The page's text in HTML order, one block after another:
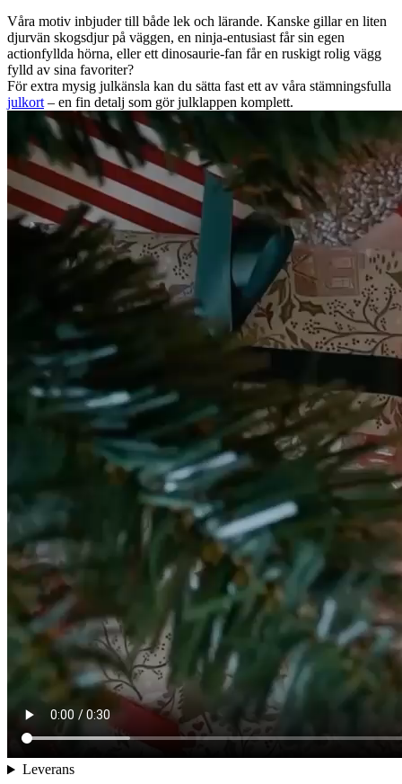
Våra motiv inbjuder till både lek och lärande. Kanske gillar en liten
djurvän skogsdjur på väggen, en ninja-entusiast får sin egen
actionfyllda hörna, eller ett dinosaurie-fan får en ruskigt rolig vägg
fylld av sina favoriter?
För extra mysig julkänsla kan du sätta fast ett av våra stämningsfulla
julkort – en fin detalj som gör julklappen komplett.
Leverans